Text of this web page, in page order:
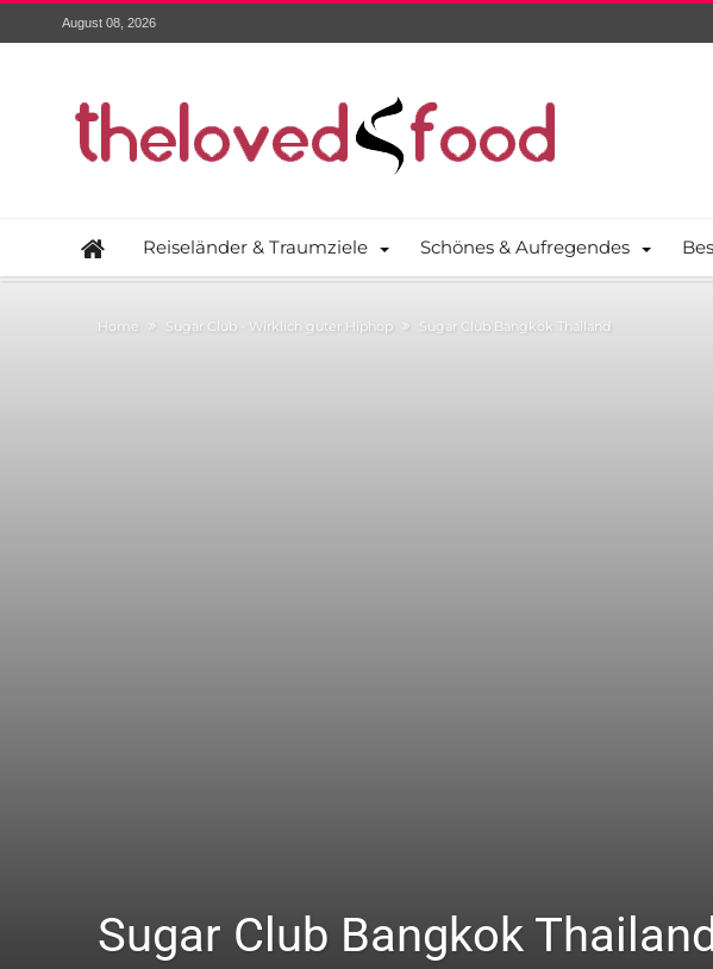
August 08, 2026
Reiseländer & Traumziele Schönes & Aufregendes
Home Sugar Club - Wirklich guter Hiphop Sugar Club Bangkok Thailand
Sugar Club Bangkok Thailand